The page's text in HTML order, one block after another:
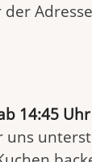
Adresse
14:45
uns